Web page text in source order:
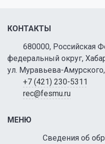
КОНТАКТЫ
680000, Российская
федеральный округ,
ул. Муравьева-
+7 (421) 230-5311
rec@fesmu.ru
МЕНЮ
Сведения об